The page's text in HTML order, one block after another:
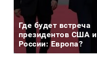
Где будет встреча
президентов США и
России: Европа?